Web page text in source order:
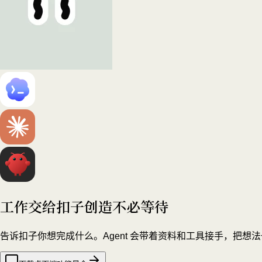
工作交给扣子创造不必等待
告诉扣子你想完成什么。Agent 会带着资料和工具接手，把想法